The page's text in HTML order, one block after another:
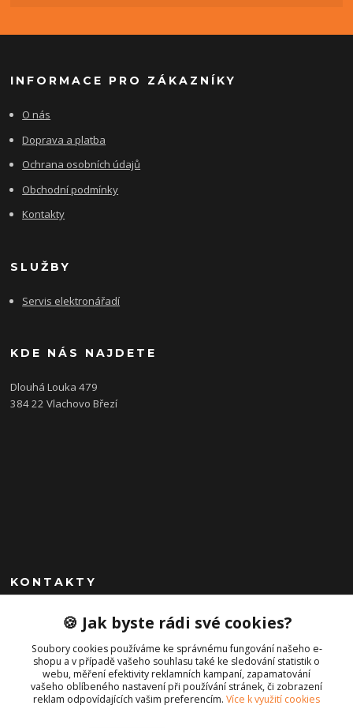
INFORMACE PRO ZÁKAZNÍKY
O nás
Doprava a platba
Ochrana osobních údajů
Obchodní podmínky
Kontakty
SLUŽBY
Servis elektronářadí
KDE NÁS NAJDETE
Dlouhá Louka 479
384 22 Vlachovo Březí
KONTAKTY
+420 792 757 523
obchod@cajkservis.cz
🍪 Jak byste rádi své cookies?
Soubory cookies používáme ke správnému fungování našeho e-
shopu a v případě vašeho souhlasu také ke sledování statistik o
webu, měření efektivity reklamních kampaní, zapamatování
vašeho oblíbeného nastavení při používání stránek, či zobrazení
reklam odpovídajících vašim preferencím. Více k využití cookies